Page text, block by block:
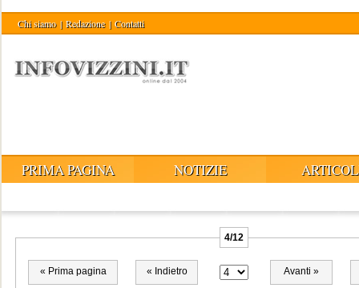
Chi siamo | Redazione | Contatti
PRIMA PAGINA NOTIZIE
4/12
« Prima pagina « Indietro Avanti »